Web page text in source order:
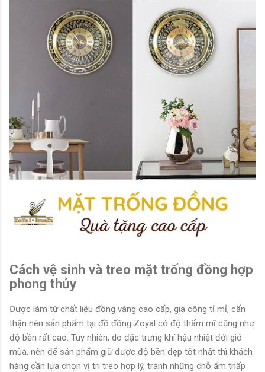
Cách vệ sinh và treo mặt trống đồng hợp
phong thủy
Được làm từ chất liệu đồng vàng cao cấp, gia công tỉ mỉ, cẩn
thận nên sản phẩm tại đồ đồng Zoyal có độ thẩm mĩ cũng như
độ bền rất cao. Tuy nhiên, do đặc trưng khí hậu nhiệt đới gió
mùa, nên để sản phẩm giữ được độ bền đẹp tốt nhất thì khách
hàng cần lựa chọn vị trí treo hợp lý, tránh những chỗ ẩm thấp